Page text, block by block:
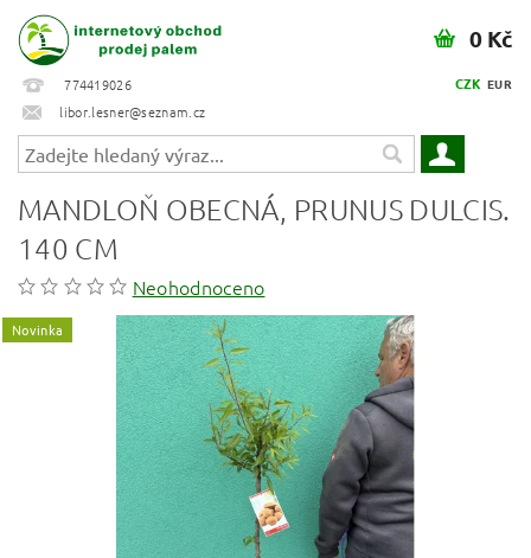
774419026
libor.lesner@seznam.cz
CZK EUR
0 Kč
MANDLOŇ OBECNÁ, PRUNUS DULCIS.
140 CM
Neohodnoceno
Novinka